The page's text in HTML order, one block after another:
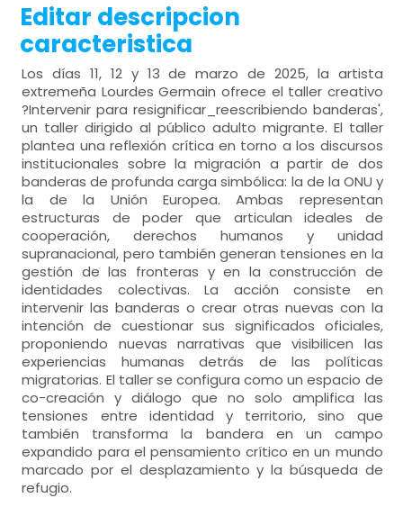
Editar descripcion
caracteristica
Los días 11, 12 y 13 de marzo de 2025, la artista
extremeña Lourdes Germain ofrece el taller creativo
?Intervenir para resignificar_reescribiendo banderas',
un taller dirigido al público adulto migrante. El taller
plantea una reflexión crítica en torno a los discursos
institucionales sobre la migración a partir de dos
banderas de profunda carga simbólica: la de la ONU y
la de la Unión Europea. Ambas representan
estructuras de poder que articulan ideales de
cooperación, derechos humanos y unidad
supranacional, pero también generan tensiones en la
gestión de las fronteras y en la construcción de
identidades colectivas. La acción consiste en
intervenir las banderas o crear otras nuevas con la
intención de cuestionar sus significados oficiales,
proponiendo nuevas narrativas que visibilicen las
experiencias humanas detrás de las políticas
migratorias. El taller se configura como un espacio de
co-creación y diálogo que no solo amplifica las
tensiones entre identidad y territorio, sino que
también transforma la bandera en un campo
expandido para el pensamiento crítico en un mundo
marcado por el desplazamiento y la búsqueda de
refugio.